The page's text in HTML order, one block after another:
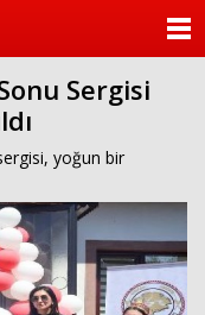
Sergisi
yoğun bir
KATEGORİLER
ANKETLER
FOTO GALERİ